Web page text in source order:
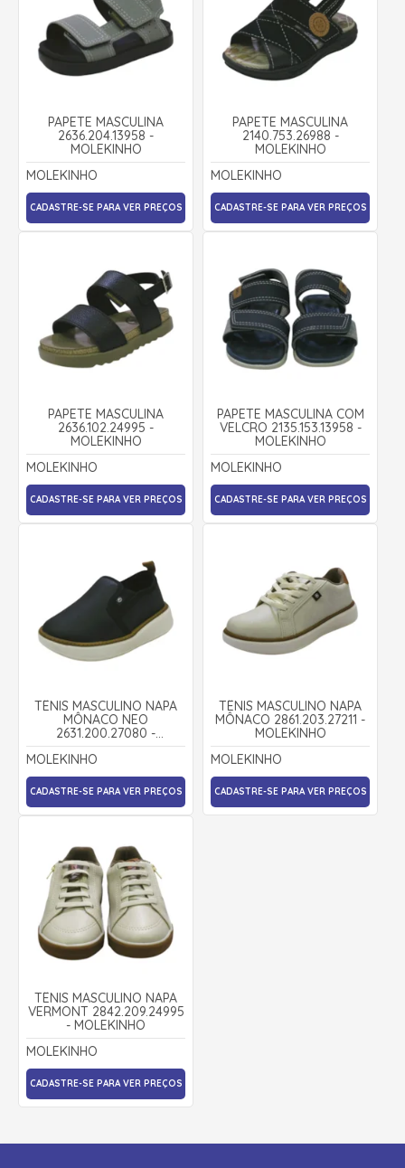
PAPETE MASCULINA
2636.204.13958 -
MOLEKINHO
MOLEKINHO
CADASTRE-SE PARA VER PREÇOS
PAPETE MASCULINA
2140.753.26988 -
MOLEKINHO
MOLEKINHO
CADASTRE-SE PARA VER PREÇOS
PAPETE MASCULINA
2636.102.24995 -
MOLEKINHO
MOLEKINHO
CADASTRE-SE PARA VER PREÇOS
PAPETE MASCULINA COM
VELCRO 2135.153.13958 -
MOLEKINHO
MOLEKINHO
CADASTRE-SE PARA VER PREÇOS
TÊNIS MASCULINO NAPA
MÔNACO NEO
2631.200.27080 -
MOLEKINHO
MOLEKINHO
CADASTRE-SE PARA VER PREÇOS
TÊNIS MASCULINO NAPA
MÔNACO 2861.203.27211 -
MOLEKINHO
MOLEKINHO
CADASTRE-SE PARA VER PREÇOS
TÊNIS MASCULINO NAPA
VERMONT 2842.209.24995
- MOLEKINHO
MOLEKINHO
CADASTRE-SE PARA VER PREÇOS